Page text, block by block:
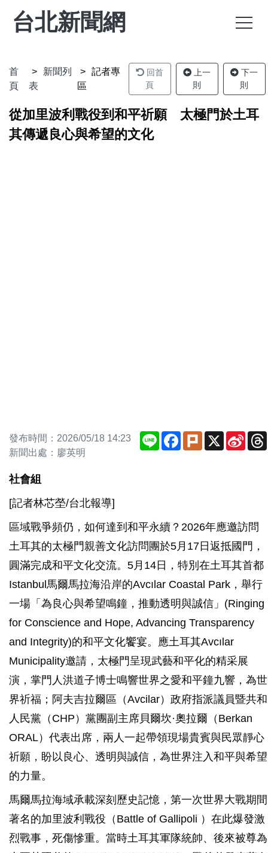
台北新聞網
首
頁
新聞列
表
記者專
區
回首
頁
上一
則
下一
則
從加里波利戰役到和平祈願 太極門於土耳
其傳遞良心與希望的文化
發布時間：2026/05/18 14:23
新聞出處：廖英明
Line Facebook
Plurk X
Sina
社會組
[記者林芯塋/台北報導]
區域戰爭頻仍，如何達到和平永續？2026年應邀訪問
土耳其的太極門親善文化訪問團於5月17日返抵國門，
圓滿完成和平文化交流。5月14日，特別在土耳其首都
Istanbul馬爾馬拉海沿岸的Avcılar Coastal Park，舉行
一場「為良心與希望鳴鐘，推動透明與誠信」(Ringing
for Conscience and Hope, Advancing Transparency
and Integrity)的和平文化饗宴。應土耳其Avcılar
Municipality邀請，太極門呈現武藝和平化的精采展
演，掌門人洪道子博士鳴響世界之愛和平鐘九響，為世
界祈福；阿夫吉拉爾區（Avcilar）政府指派議員暨共和
人民黨（CHP）黨團副主席貝爾坎·奧拉爾（Berkan
ORAL）代表出席，兩人一起帶領現場貴賓與民眾靜心
祈願，盼以良心、透明與誠信，為世界注入和平與希望
的力量。
馬爾馬拉海域承載深刻歷史記憶，第一次世界大戰期間
著名的加里波利戰役（Battle of Gallipoli ）在此爆發激
烈戰事，死傷慘重。當時土耳其軍隊統帥、後來被尊為